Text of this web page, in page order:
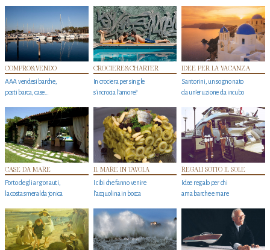
COMPRO&VENDO
AAA vendesi barche,
posti barca, case…
CROCIERE&CHARTER
In crociera per single
s'incrocia l’amore?
IDEE PER LA VACANZA
Santorini, un sogno nato
da un’eruzione da incubo
CASE DA MARE
Porto degli argonauti,
la costa smeralda jonica
IL MARE IN TAVOLA
I cibi che fanno venire
l’acquolina in bocca
REGALI SOTTO IL SOLE
Idee regalo per chi
ama barche e mare